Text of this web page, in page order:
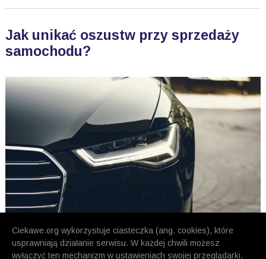
Ciekawe.org wykorzystuje ciasteczka (ang. cookies), które
usprawniają działanie serwisu. W każdej chwili możesz
wyłączyć ten mechanizm w ustawieniach swojej przeglądarki.
Jak unikać oszustw przy sprzedaży
samochodu?